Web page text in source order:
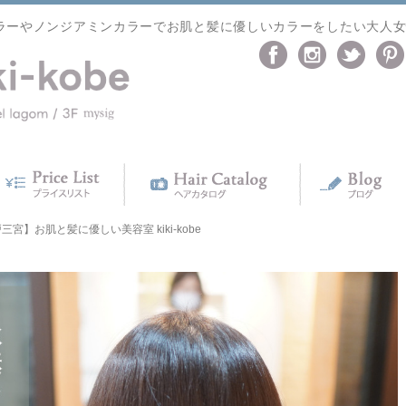
やノンジアミンカラーでお肌と髪に優しいカラーをしたい大人
宮】お肌と髪に優しい美容室 kiki-kobe